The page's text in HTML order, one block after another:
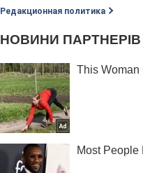
Редакционная политика